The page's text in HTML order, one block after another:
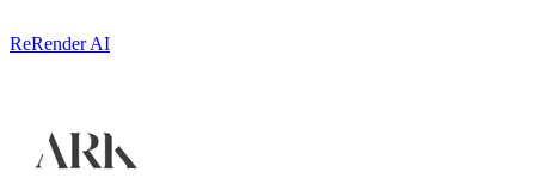
ReRender AI